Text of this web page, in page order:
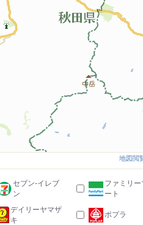
地図閲
セブン-イレブ
ン
ファミリー
ート
デイリーヤマザ
キ
ポプラ